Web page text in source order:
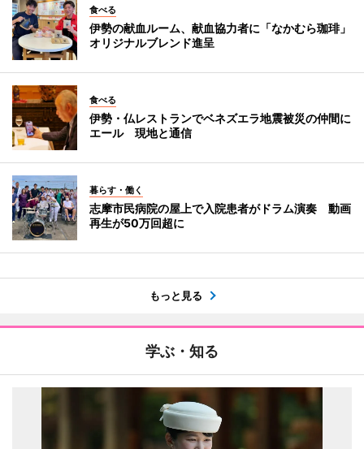
食べる
伊勢の献血ルーム、献血協力者に「なかむら珈琲」
オリジナルブレンド進呈
食べる
伊勢・仏レストランでベネズエラ地震被災の仲間に
エール 現地と通信
暮らす・働く
志摩市民病院の屋上で入院患者がドラム演奏 動画
再生が50万回超に
もっと見る
学ぶ・知る